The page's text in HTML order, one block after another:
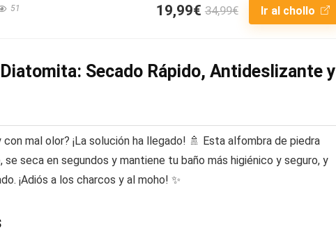
51 19,99€ 34,99€ Ir al chollo
Secado Rápido, Antideslizante y
mal olor? ¡La solución ha llegado! 🚿 Esta alfombra de piedra
seca en segundos y mantiene tu baño más higiénico y seguro, y
¡Adiós a los charcos y al moho! ✨